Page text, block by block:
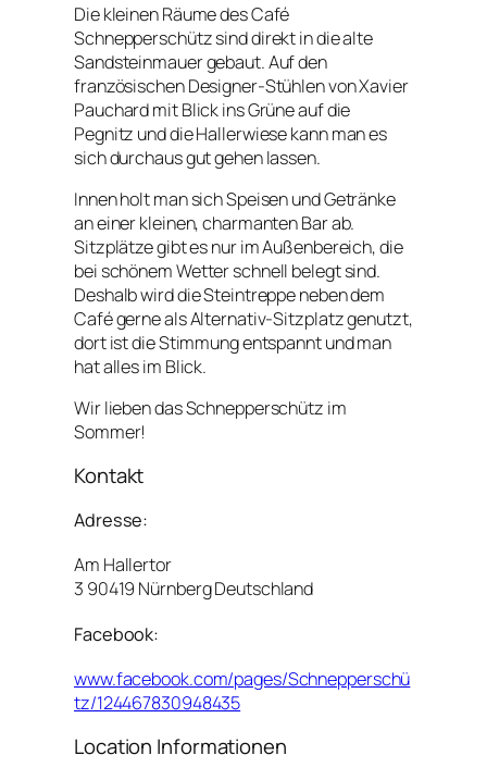
Die kleinen Räume des Café
Schnepperschütz sind direkt in die alte
Sandsteinmauer gebaut. Auf den
französischen Designer-Stühlen von Xavier
Pauchard mit Blick ins Grüne auf die
Pegnitz und die Hallerwiese kann man es
sich durchaus gut gehen lassen.
Innen holt man sich Speisen und Getränke
an einer kleinen, charmanten Bar ab.
Sitzplätze gibt es nur im Außenbereich, die
bei schönem Wetter schnell belegt sind.
Deshalb wird die Steintreppe neben dem
Café gerne als Alternativ-Sitzplatz genutzt,
dort ist die Stimmung entspannt und man
hat alles im Blick.
Wir lieben das Schnepperschütz im
Sommer!
Kontakt
Adresse:
Am Hallertor
3 90419 Nürnberg Deutschland
Facebook:
www.facebook.com/pages/Schnepperschü
tz/124467830948435
Location Informationen